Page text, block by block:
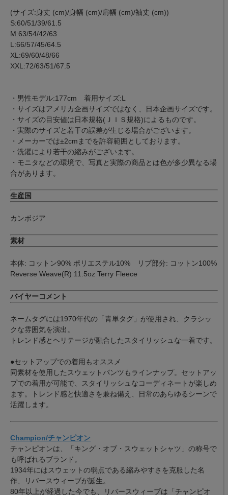
(サイズ:身丈 (cm)/身幅 (cm)/肩幅 (cm)/袖丈 (cm))
S:60/51/39/61.5
M:63/54/42/63
L:66/57/45/64.5
XL:69/60/48/66
XXL:72/63/51/67.5
・男性モデル:177cm 着用サイズ:L
・サイズはアメリカ企画サイズではなく、日本企画サイズです。
・サイズの目安値は日本規格(ＪＩＳ規格)によるものです。
・実際のサイズと若干の誤差が生じる場合がございます。
・メーカーでは±2cmまでを許容範囲としております。
・洗濯により若干の縮みがございます。
・モニタなどの環境で、写真と実際の商品とは色が多少異なる場
合があります。
生産国
カンボジア
素材
本体: コットン90% ポリエステル10% リブ部分: コットン100%
Reverse Weave(R) 11.5oz Terry Fleece
バイヤーコメント
ネームタグには1970年代の「青単タグ」が使用され、クラシッ
クな雰囲気を演出。
トレンド感とヘリテージが融合したスタイリッシュな一着です。
●セットアップでの着用もオススメ
同素材を使用したスウェットパンツもラインナップ。セットアッ
プでの着用が可能で、スタイリッシュなコーディネートが楽しめ
ます。トレンド感と快適さを兼ね備え、日常のあらゆるシーンで
活躍します。
Champion/チャンピオン
チャンピオンは、「キング・オブ・スウェットシャツ」の称号で
も呼ばれるブランド。
1934年にはスウェットの弱点である縮みやすさを克服した名
作、リバースウィーブが誕生。
80年以上が経過した今でも、リバースウィーブは「チャンピオ